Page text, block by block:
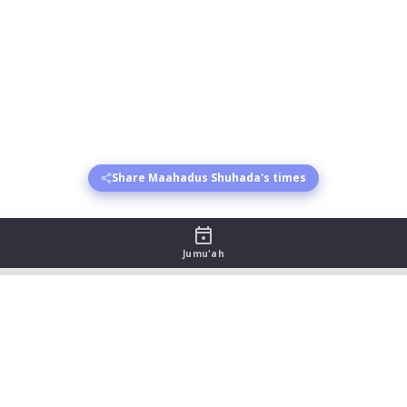
Share Maahadus Shuhada's times
Jumu'ah